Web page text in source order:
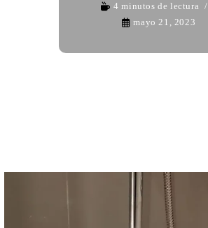
4 minutos de lectura
mayo 21, 2023